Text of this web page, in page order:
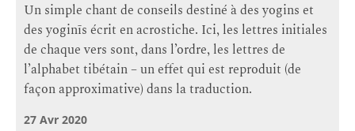
Un simple chant de conseils destiné à des yogins et
des yoginīs écrit en acrostiche. Ici, les lettres initiales
de chaque vers sont, dans l’ordre, les lettres de
l’alphabet tibétain – un effet qui est reproduit (de
façon approximative) dans la traduction.
27 Avr 2020